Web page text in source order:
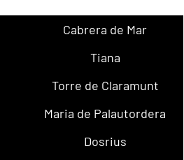
Cabrera de Mar
Tiana
Torre de Claramunt
Maria de Palautordera
Dosrius